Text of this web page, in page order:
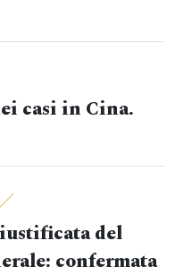
casi in Cina.
del
confermata